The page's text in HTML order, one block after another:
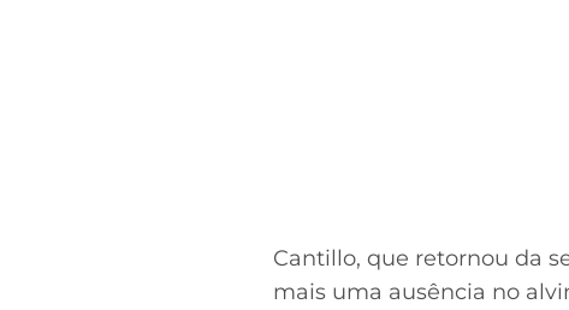
Cantillo, que retornou da
mais uma ausência no